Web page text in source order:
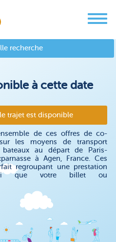
recherche
à cette date
le trajet est disponible
de ces offres de co-
les moyens de transport
au départ de Paris-
à Agen, France. Ces
regroupant une prestation
que votre billet ou